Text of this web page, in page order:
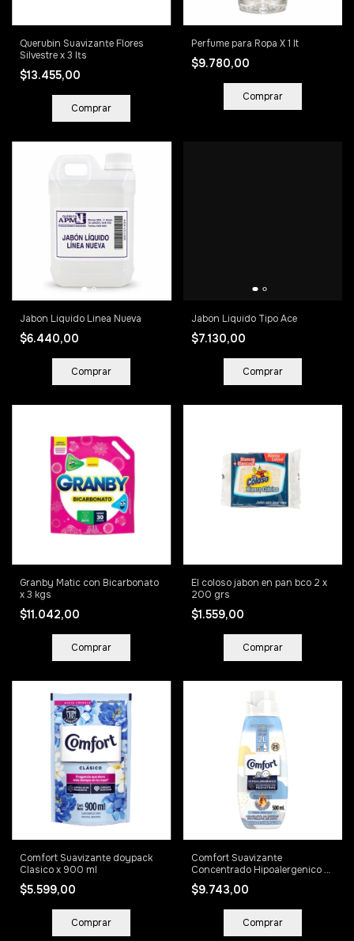
Querubin Suavizante Flores
Silvestre x 3 lts
$13.455,00
Perfume para Ropa X 1 lt
$9.780,00
Comprar
Jabon Liquido Linea Nueva
$6.440,00
Comprar
Jabon Liquido Tipo Ace
$7.130,00
Comprar
Granby Matic con Bicarbonato
x 3 kgs
$11.042,00
El coloso jabon en pan bco 2 x
200 grs
$1.559,00
Comfort Suavizante doypack
Clasico x 900 ml
$5.599,00
Comfort Suavizante
Concentrado Hipoalergenico x
500 ml
$9.743,00